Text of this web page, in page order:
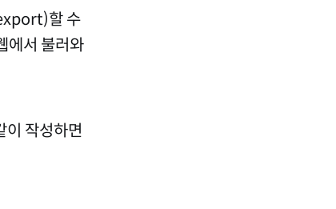
할 수
에서 불러와
이 작성하면